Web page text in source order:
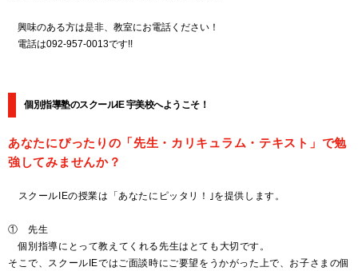
興味のある方は是非、教室にお電話ください！
電話は092-957-0013です!!
個別指導塾のスクールIE 宇美校へようこそ！
あなたにぴったりの「先生・カリキュラム・テキスト」で勉
強してみませんか？
スクールIEの授業は「あなたにピッタリ！｣を提供します。
① 先生
個別指導にとって教えてくれる先生はとても大切です。
そこで、スクールIEではご面談時にご要望をうかがった上で、お子さまの個